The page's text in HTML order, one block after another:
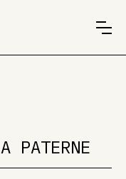
PATERNE